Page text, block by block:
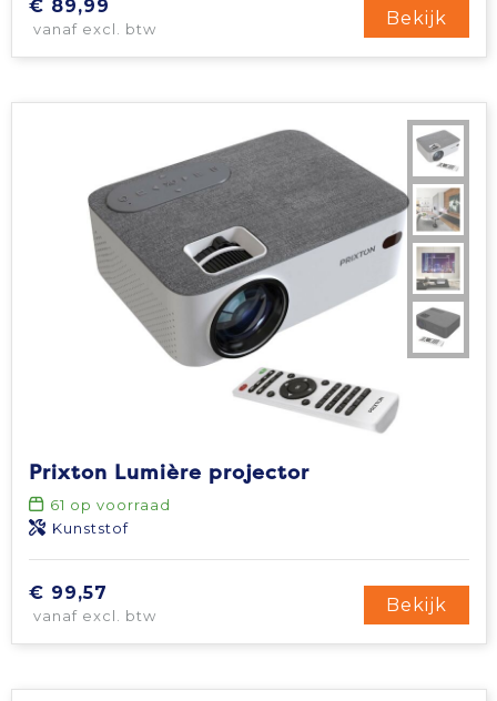
€ 89,99
vanaf excl. btw
Bekijk
Prixton Lumière projector
61 op voorraad
Kunststof
€ 99,57
vanaf excl. btw
Bekijk